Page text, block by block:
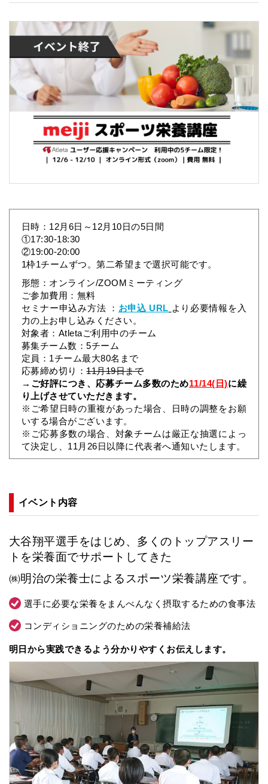
日時：12月6日～12月10日の5日間
①17:30-18:30
②19:00-20:00
1枠1チームずつ。第二希望まで選択可能です。
形態：オンライン/ZOOMミーティング
ご参加費用：無料
セミナー申込み方法 ： お申込 URL より必要情報を入
力の上お申し込みください。
対象者：Atletaご利用中のチーム
募集チーム数：5チーム
定員：1チーム最大80名まで
応募締め切り：11月19日まで
→ご好評につき、応募チーム多数のため11/14(日)に繰
り上げさせていただきます。
※ご希望日時の重複があった場合、日時の調整をお願
いする場合がございます。
※ご応募多数の場合、対象チームは厳正な抽選によっ
て決定し、11月26日以降に代表者へ通知いたします。
イベント内容
大谷翔平選手をはじめ、多くのトップアスリー
トを栄養面でサポートしてきた
㈱明治の栄養士によるスポーツ栄養講座です。
選手に必要な栄養をまんべんなく摂取するための食事法
コンディショニングのための栄養補給法
明日から実践できるよう分かりやすくお伝えします。